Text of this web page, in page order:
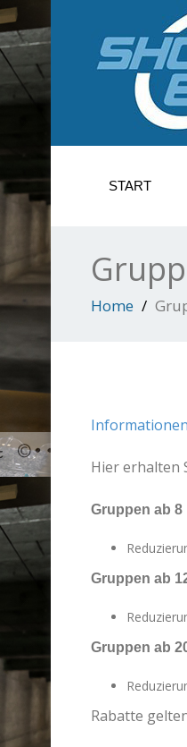
START
Home
Hier erhalten
Gruppen ab
Gruppen ab
Gruppen ab
Rabatte